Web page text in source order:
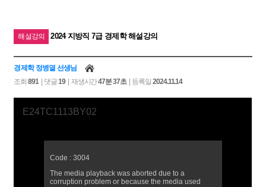
해설강의 2024 지방직 7급 경제학 해설강의
경제학 정병열 선생님
조회891| 댓글19| 재생시간47분 37초| 등록일2024.11.14